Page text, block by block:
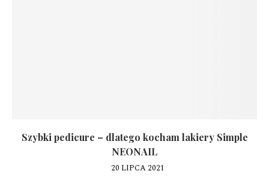
Szybki pedicure – dlatego kocham lakiery Simple
NEONAIL
20 LIPCA 2021